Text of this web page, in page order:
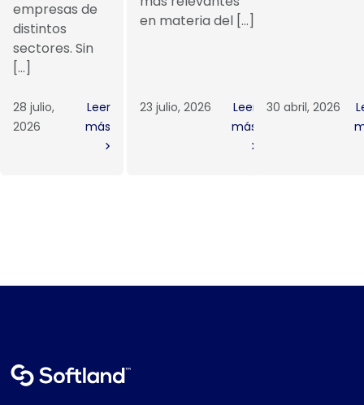
empresas de
distintos
sectores. Sin
[…]
28 julio,
2026
Leer
más
en materia del […]
23 julio, 2026
Leer
más
30 abril, 2026